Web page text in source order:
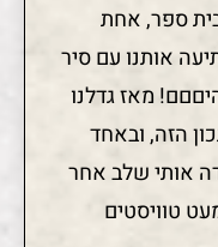
בית ספר, אחת
אותנו עם סיר
מאז גדלנו
הזה, ובאחד
אותי שלב אחר
טוויסטים